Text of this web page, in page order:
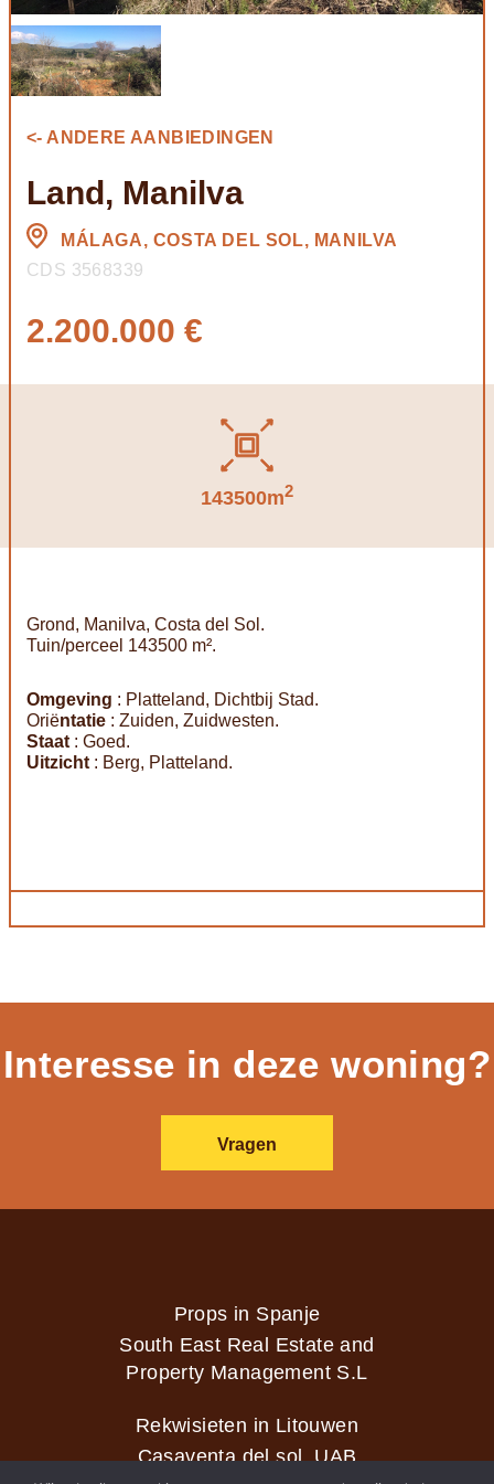
<- ANDERE AANBIEDINGEN
Land, Manilva
MÁLAGA, COSTA DEL SOL, MANILVA
CDS 3568339
2.200.000 €
143500m2
Grond, Manilva, Costa del Sol.
Tuin/perceel 143500 m².
Omgeving : Platteland, Dichtbij Stad.
Oriëntatie : Zuiden, Zuidwesten.
Staat: Goed.
Uitzicht: Berg, Platteland.
Interesse in deze woning?
Vragen
Props in Spanje
South East Real Estate and
Property Management S.L
Rekwisieten in Litouwen
Casaventa del sol, UAB